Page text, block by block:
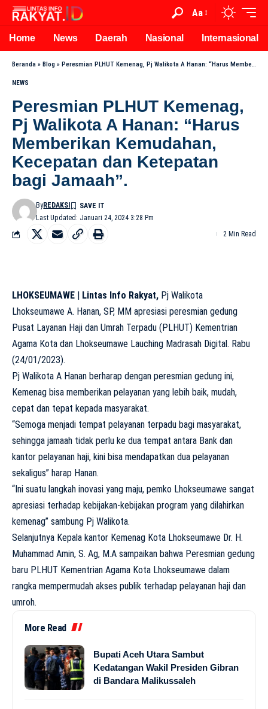
Aa
Home News Daerah Nasional Internasional
Beranda » Blog » Peresmian PLHUT Kemenag, Pj Walikota A Hanan: “Harus Memberikan Kemudahan, Kecepatan dan Ketepatan bagi Jamaah”.
NEWS
Peresmian PLHUT Kemenag,
Pj Walikota A Hanan: “Harus
Memberikan Kemudahan,
Kecepatan dan Ketepatan
bagi Jamaah”.
Last Updated: Januari 24, 2024 3:28 Pm
ByREDAKSI
2 Min Read
LHOKSEUMAWE | Lintas Info Rakyat, Pj Walikota
Lhokseumawe A. Hanan, SP, MM apresiasi peresmian gedung
Pusat Layanan Haji dan Umrah Terpadu (PLHUT) Kementrian
Agama Kota dan Lhokseumawe Lauching Madrasah Digital. Rabu
(24/01/2023).
Pj Walikota A Hanan berharap dengan peresmian gedung ini,
Kemenag bisa memberikan pelayanan yang lebih baik, mudah,
cepat dan tepat kepada masyarakat.
“Semoga menjadi tempat pelayanan terpadu bagi masyarakat,
sehingga jamaah tidak perlu ke dua tempat antara Bank dan
kantor pelayanan haji, kini bisa mendapatkan dua pelayanan
sekaligus” harap Hanan.
“Ini suatu langkah inovasi yang maju, pemko Lhokseumawe sangat
apresiasi terhadap kebijakan-kebijakan program yang dilahirkan
kemenag” sambung Pj Walikota.
Selanjutnya Kepala kantor Kemenag Kota Lhokseumawe Dr. H.
Muhammad Amin, S. Ag, M.A sampaikan bahwa Peresmian gedung
baru PLHUT Kementrian Agama Kota Lhokseumawe dalam
rangka mempermudah akses publik terhadap pelayanan haji dan
umroh.
More Read
Bupati Aceh Utara Sambut
Kedatangan Wakil Presiden Gibran
di Bandara Malikussaleh